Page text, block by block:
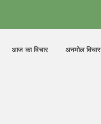
आज का विचार अनमोल विचार